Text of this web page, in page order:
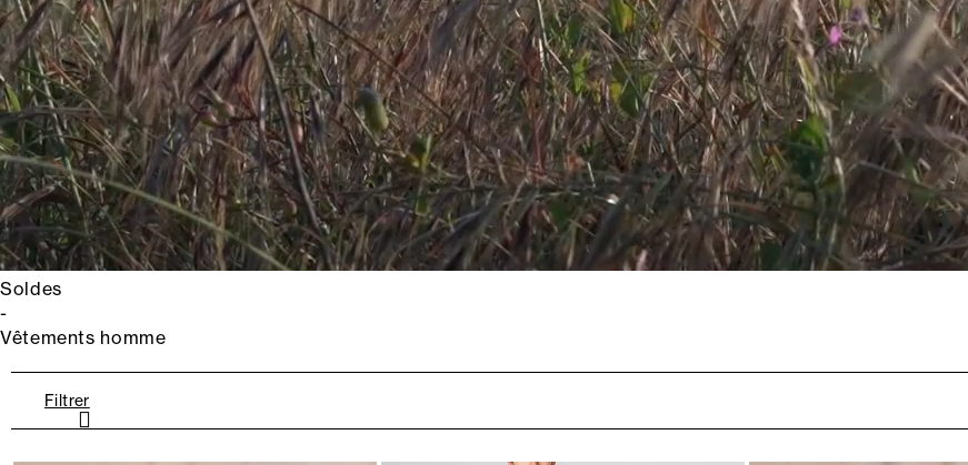
Soldes
-
Vêtements homme
Filtrer